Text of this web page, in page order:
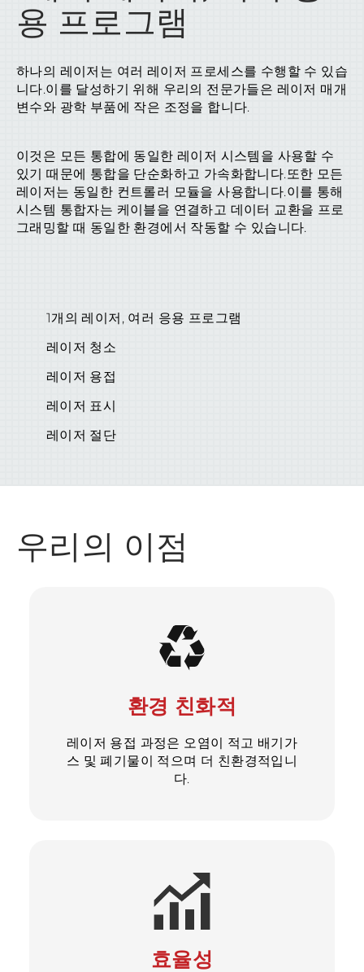
용 프로그램
하나의 레이저는 여러 레이저 프로세스를 수행할 수 있습
니다.이를 달성하기 위해 우리의 전문가들은 레이저 매개
변수와 광학 부품에 작은 조정을 합니다.
이것은 모든 통합에 동일한 레이저 시스템을 사용할 수
있기 때문에 통합을 단순화하고 가속화합니다.또한 모든
레이저는 동일한 컨트롤러 모듈을 사용합니다.이를 통해
시스템 통합자는 케이블을 연결하고 데이터 교환을 프로
그래밍할 때 동일한 환경에서 작동할 수 있습니다.
1개의 레이저, 여러 응용 프로그램
레이저 청소
레이저 용접
레이저 표시
레이저 절단
우리의 이점
환경 친화적
레이저 용접 과정은 오염이 적고 배기가
스 및 폐기물이 적으며 더 친환경적입니
다.
효율성